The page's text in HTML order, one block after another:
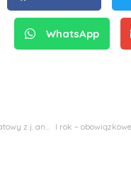
WhatsApp
Egzamin polektoratowy z j. angielskiego w sesji letniej 2020/21